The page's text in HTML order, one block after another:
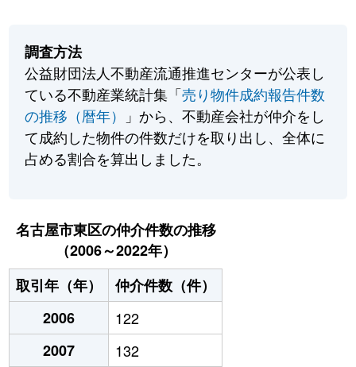
調査方法
公益財団法人不動産流通推進センターが公表し
ている不動産業統計集「売り物件成約報告件数
の推移（暦年）
」から、不動産会社が仲介をし
て成約した物件の件数だけを取り出し、全体に
占める割合を算出しました。
名古屋市東区の仲介件数の推移
（2006～2022年）
取引年（年）
仲介件数（件）
2006
122
2007
132